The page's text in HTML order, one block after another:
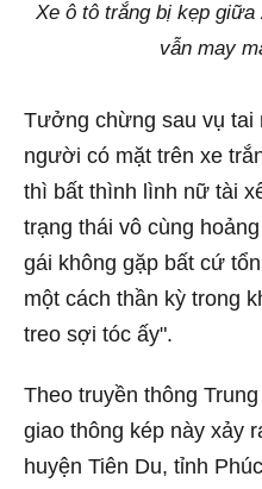
Xe ô tô trắng bị kẹp
vẫn may
Tưởng chừng sau vụ tai
người có mặt trên xe
thì bất thình lình nữ tài
trạng thái vô cùng
gái không gặp bất cứ
một cách thần kỳ trong
treo sợi tóc ấy".
Theo truyền thông
giao thông kép này xảy
huyện Tiên Du, tỉnh